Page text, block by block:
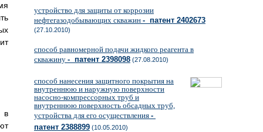
в
устройство для защиты от коррозии
нефтегазодобывающих скважин - патент 2402673
(27.10.2010)
способ равномерной подачи жидкого реагента в
скважину - патент 2398098 (27.08.2010)
способ нанесения защитного покрытия на
внутреннюю и наружную поверхности
насосно-компрессорных труб и
внутреннюю поверхность обсадных труб,
устройства для его осуществления -
патент 2388899 (10.05.2010)